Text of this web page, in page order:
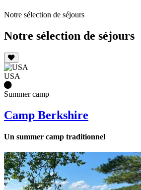
Notre sélection de séjours
Notre sélection de séjours
USA
Summer camp
Camp Berkshire
Un summer camp traditionnel